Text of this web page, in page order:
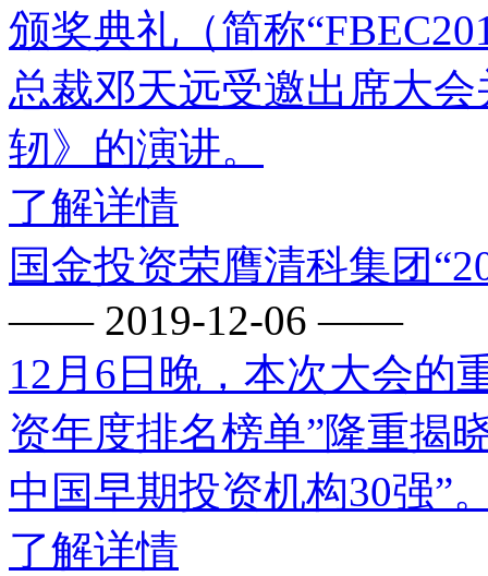
颁奖典礼（简称
总裁邓天远受邀出席大
轫》的演讲。
了解详情
国金投资荣膺清科集团
—— 2019-12-06 ——
12月6日晚，本次大会的
资年度排名榜单”隆重揭
中国早期投资机构30强”
了解详情